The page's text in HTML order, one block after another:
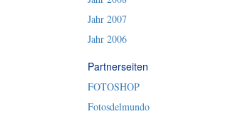
Jahr 2007
Jahr 2006
Partnerseiten
FOTOSHOP
Fotosdelmundo